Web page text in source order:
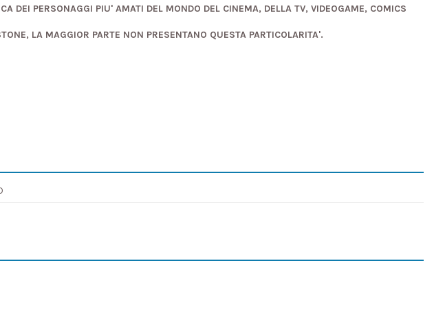
DEI PERSONAGGI PIU' AMATI DEL MONDO DEL CINEMA, DELLA TV, VIDEOGAME, COMICS
LA MAGGIOR PARTE NON PRESENTANO QUESTA PARTICOLARITA'.